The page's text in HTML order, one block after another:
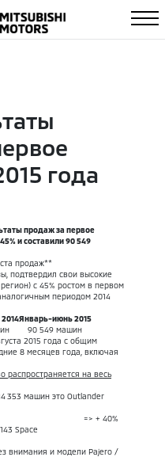
года
продаж за первое
и составили 90 549
продаж**
подтвердил свои высокие
с 45% ростом в первом
периодом 2014
Январь-июнь 2015
90 549 машин
2015 года с общим
8 месяцев года, включая
распространяется на весь
машин это Outlander
=> + 40%
Space
внимания и модели Pajero /